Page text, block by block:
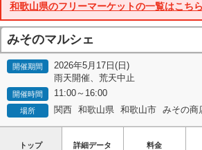
和歌山県のフリーマーケットの一覧はこち
みそのマルシェ
開催期間
2026年5月17日(日)
雨天開催、荒天中止
開催時間 11:00～16:00
場所 関西 和歌山県 和歌山市 みその商
トップ 詳細データ 料金